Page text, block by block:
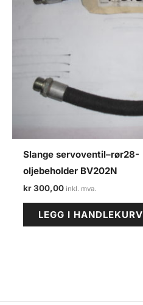
Slange servoventil–rør28-
oljebeholder BV202N
kr300,00
LEGG I HANDLEKURV